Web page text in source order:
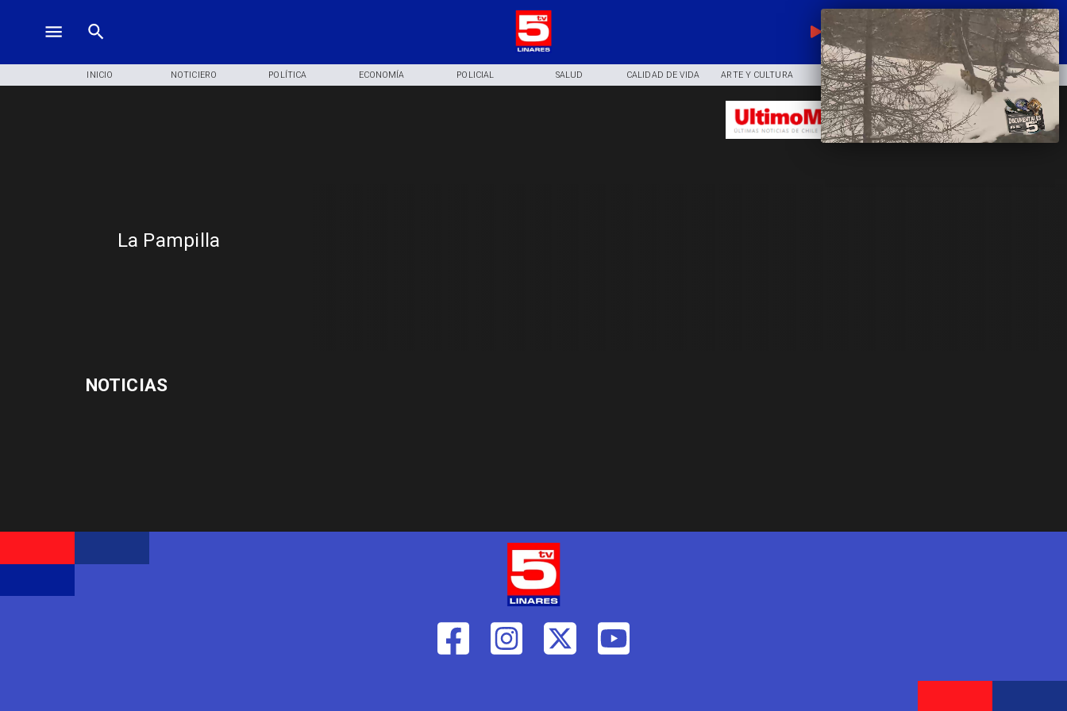
EN VIVO
INICIO NOTICIERO POLÍTICA ECONOMÍA POLICIAL SALUD CALIDAD DE VIDA ARTE Y CULTURA COMUNIDAD DEPORTES
La Pampilla
NOTICIAS